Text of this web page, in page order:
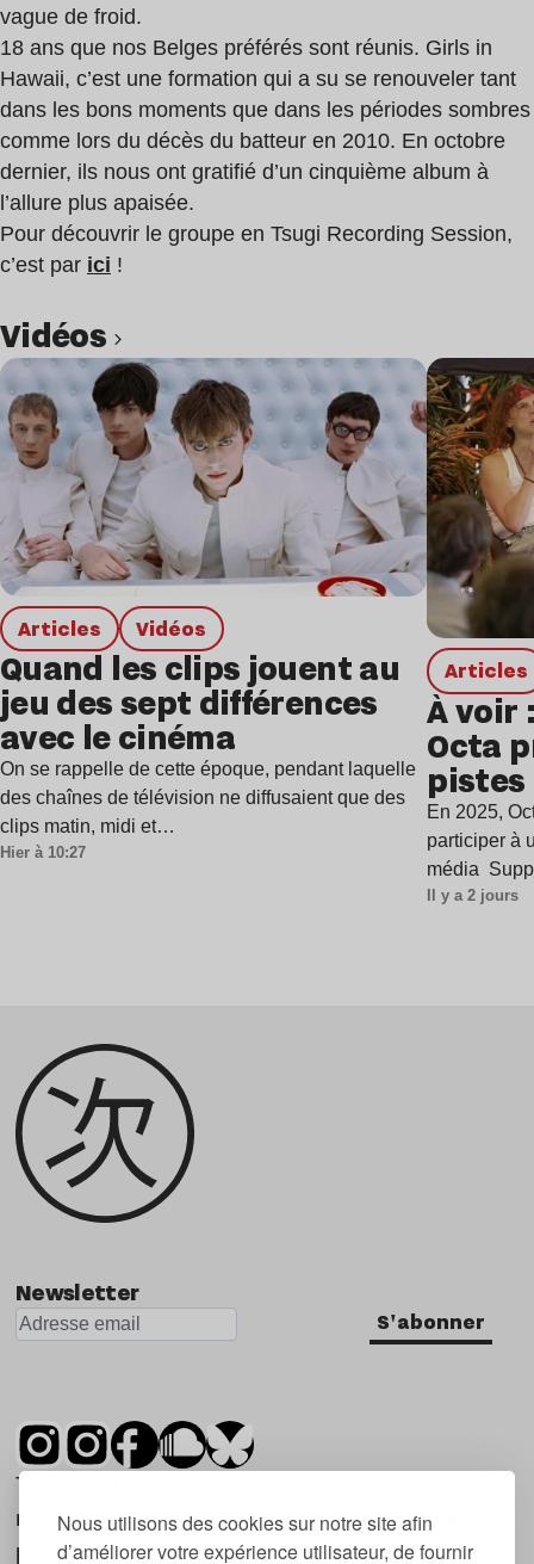
Nous utilisons des cookies sur notre site afin
d’améliorer votre expérience utilisateur, de fournir
vague de froid.
18 ans que nos Belges préférés sont réunis. Girls in
Hawaii, c’est une formation qui a su se renouveler tant
dans les bons moments que dans les périodes sombres
comme lors du décès du batteur en 2010. En octobre
dernier, ils nous ont gratifié d’un cinquième album à
l’allure plus apaisée.
Pour découvrir le groupe en Tsugi Recording Session,
c’est par ici !
Vidéos
Articles Vidéos
Quand les clips jouent au
jeu des sept différences
avec le cinéma
On se rappelle de cette époque, pendant laquelle
des chaînes de télévision ne diffusaient que des
clips matin, midi et…
Hier à 10:27
Articles
À voir
Octa
ère
En 2025,
participer à
média
Il y a 2 jours
Lire l’article
Newsletter
S'abonner
Tsugi est un mensuel indépendant sur la
musique et les nouvelles tendances, dont la
première parution date de 2007.